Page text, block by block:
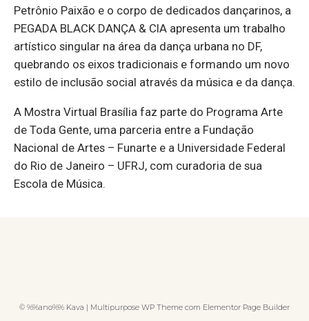
Petrônio Paixão e o corpo de dedicados dançarinos, a
PEGADA BLACK DANÇA & CIA apresenta um trabalho
artístico singular na área da dança urbana no DF,
quebrando os eixos tradicionais e formando um novo
estilo de inclusão social através da música e da dança.
A Mostra Virtual Brasília faz parte do Programa Arte
de Toda Gente, uma parceria entre a Fundação
Nacional de Artes – Funarte e a Universidade Federal
do Rio de Janeiro – UFRJ, com curadoria de sua
Escola de Música.
© %%ano%% Kava | Multipurpose WP Theme com Elementor Page Builder